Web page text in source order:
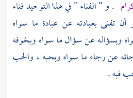
. و " الفناء " في هذا التوحيد فناء
أن تفنى بعبادته عن عبادة ما سواه
وبسؤاله عن سؤال ما سواه وبخوفه
عن رجاء ما سواه وبحبه ، والحب
فيه .